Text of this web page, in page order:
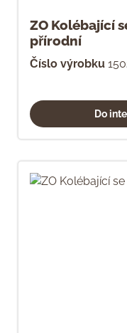
ZO Kolébající
přírodní
Číslo výrobku
Do